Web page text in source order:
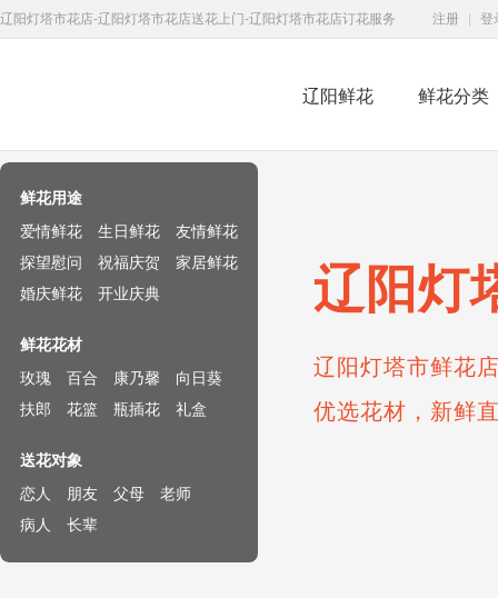
辽阳灯塔市花店-辽阳灯塔市花店送花上门-辽阳灯塔市花店订花服务 注册 登
辽阳鲜花 鲜花分类
辽阳灯
辽阳灯塔市鲜花
优选花材，新鲜
鲜花用途
爱情鲜花
生日鲜花
友情鲜花
探望慰问
祝福庆贺
家居鲜花
婚庆鲜花
开业庆典
鲜花花材
玫瑰
百合 康乃馨
向日葵
扶郎
花篮 瓶插花 礼盒
送花对象
恋人
朋友 父母
老师
病人
长辈